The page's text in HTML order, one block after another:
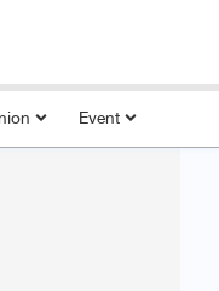
Event